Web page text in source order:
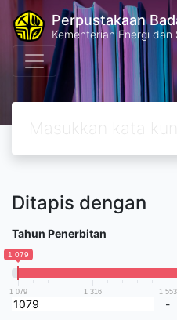
Perpustakaan
Kementerian Energi
Ditapis dengan
Tahun Penerbitan
1 079
1 079 1 316 1 553
-